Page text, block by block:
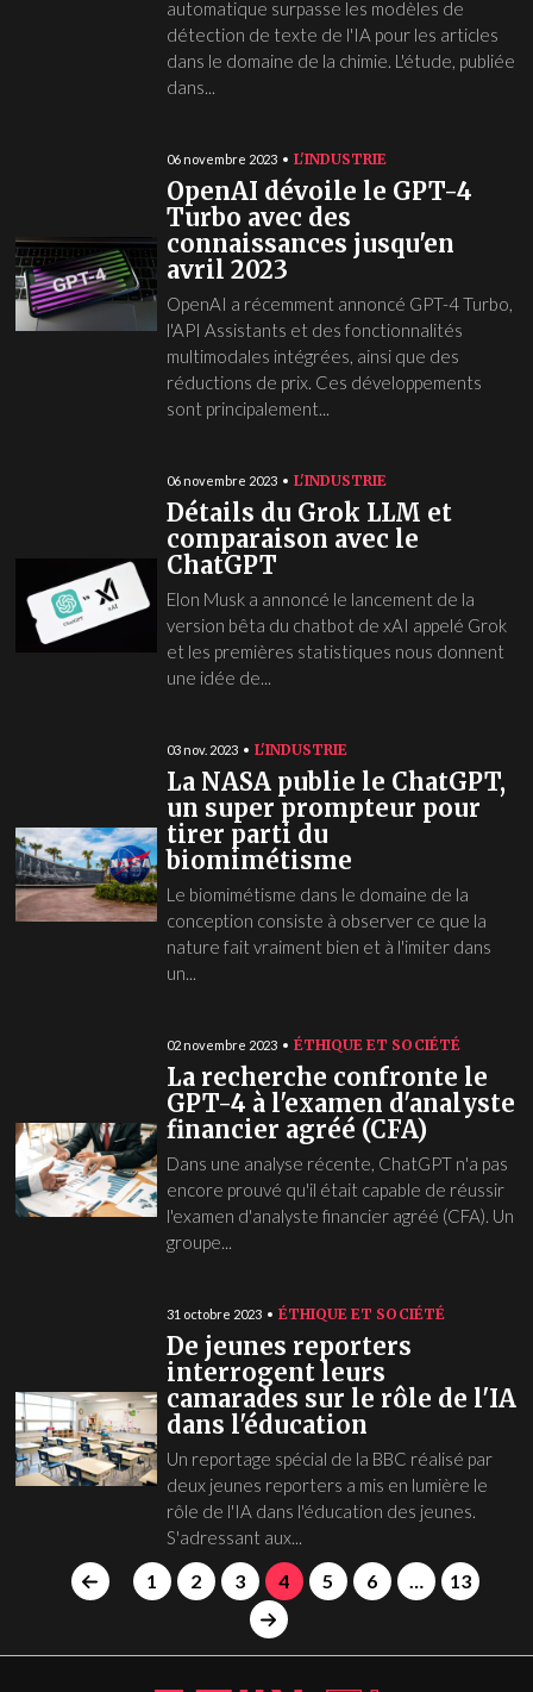
automatique surpasse les modèles de
détection de texte de l'IA pour les articles
dans le domaine de la chimie. L'étude, publiée
dans...
06 novembre 2023 L'INDUSTRIE
OpenAI dévoile le GPT-4
Turbo avec des
connaissances jusqu'en
avril 2023
OpenAI a récemment annoncé GPT-4 Turbo,
l'API Assistants et des fonctionnalités
multimodales intégrées, ainsi que des
réductions de prix. Ces développements
sont principalement...
06 novembre 2023 L'INDUSTRIE
Détails du Grok LLM et
comparaison avec le
ChatGPT
Elon Musk a annoncé le lancement de la
version bêta du chatbot de xAI appelé Grok
et les premières statistiques nous donnent
une idée de...
03 nov. 2023 L'INDUSTRIE
La NASA publie le ChatGPT,
un super prompteur pour
tirer parti du
biomimétisme
Le biomimétisme dans le domaine de la
conception consiste à observer ce que la
nature fait vraiment bien et à l'imiter dans
un...
02 novembre 2023 ÉTHIQUE ET SOCIÉTÉ
La recherche confronte le
GPT-4 à l'examen d'analyste
financier agréé (CFA)
Dans une analyse récente, ChatGPT n'a pas
encore prouvé qu'il était capable de réussir
l'examen d'analyste financier agréé (CFA). Un
groupe...
31 octobre 2023 ÉTHIQUE ET SOCIÉTÉ
De jeunes reporters
interrogent leurs
camarades sur le rôle de l'IA
dans l'éducation
Un reportage spécial de la BBC réalisé par
deux jeunes reporters a mis en lumière le
rôle de l'IA dans l'éducation des jeunes.
S'adressant aux...
1 2 3 4 5 6 … 13